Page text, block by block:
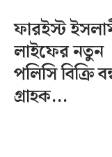
ফারইস্ট
লাইফের নতুন
পলিসি বিক্রি
গ্রাহক...